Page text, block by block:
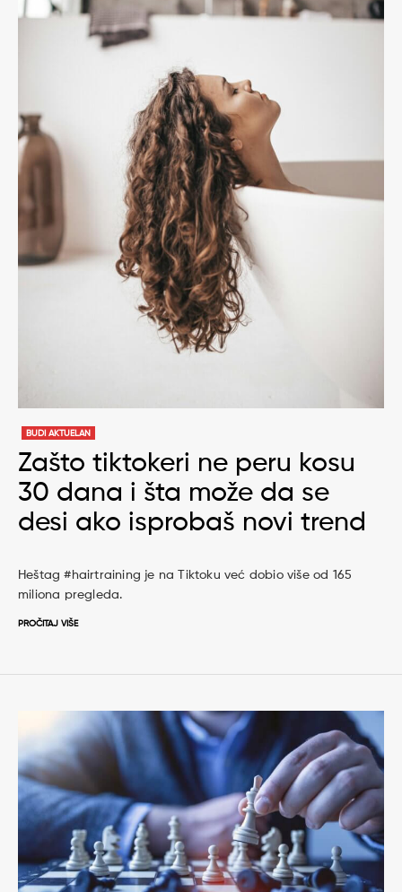
BUDI AKTUELAN
Zašto tiktokeri ne peru kosu
30 dana i šta može da se
desi ako isprobaš novi trend
Heštag #hairtraining je na Tiktoku već dobio više od 165
miliona pregleda.
PROČITAJ VIŠE